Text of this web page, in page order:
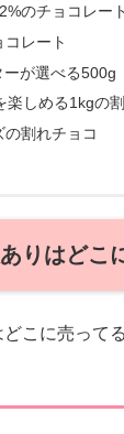
のチョコレート
コレート
ーが選べる500g
楽しめる1kgの
の割れチョコ
りはどこ
こに売って